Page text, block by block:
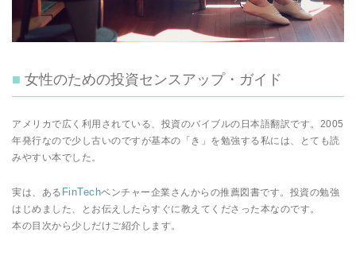
女性のための投資センスアップ・ガイド
アメリカで広く利用されている、投資のバイブルの日本語翻訳です。2005
年発行なので少し古いのですが基本の「き」を勉強する私には、とても読
みやすい本でした。
実は、ある FinTechベンチャー企業さんからの推薦図書です。投資の勉強
はじめました、とお伝えしたらすぐに教えてくださった本なのです。
本の目次から少しだけご紹介します。